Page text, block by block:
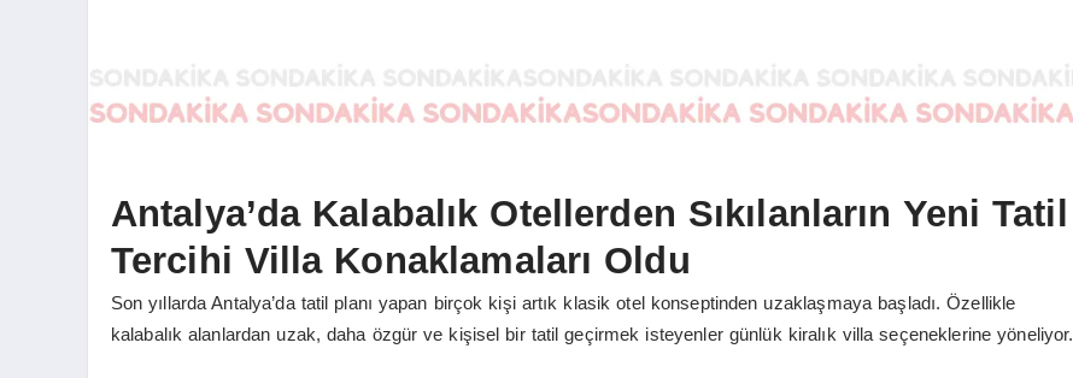
Antalya’da Kalabalık Otellerden Sıkılanların Yeni Tatil
Tercihi Villa Konaklamaları Oldu
Son yıllarda Antalya’da tatil planı yapan birçok kişi artık klasik otel konseptinden uzaklaşmaya başladı. Özellikle
kalabalık alanlardan uzak, daha özgür ve kişisel bir tatil geçirmek isteyenler günlük kiralık villa seçeneklerine yöneliyor.